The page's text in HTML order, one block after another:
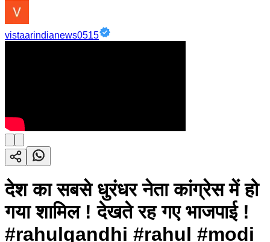
vistaarindianews0515
देश का सबसे धुरंधर नेता कांग्रेस में हो
गया शामिल ! देखते रह गए भाजपाई !
#rahulgandhi #rahul #modi